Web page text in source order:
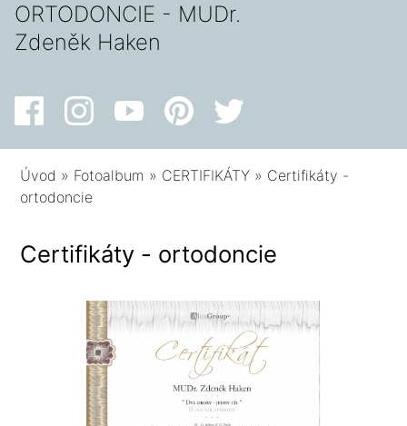
ORTODONCIE - MUDr.
Zdeněk Haken
Úvod » Fotoalbum » CERTIFIKÁTY » Certifikáty -
ortodoncie
Certifikáty - ortodoncie